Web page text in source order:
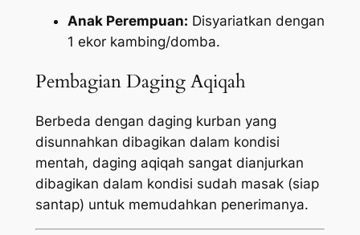
Anak Perempuan: Disyariatkan dengan
1 ekor kambing/domba.
Pembagian Daging Aqiqah
Berbeda dengan daging kurban yang
disunnahkan dibagikan dalam kondisi
mentah, daging aqiqah sangat dianjurkan
dibagikan dalam kondisi sudah masak (siap
santap) untuk memudahkan penerimanya.